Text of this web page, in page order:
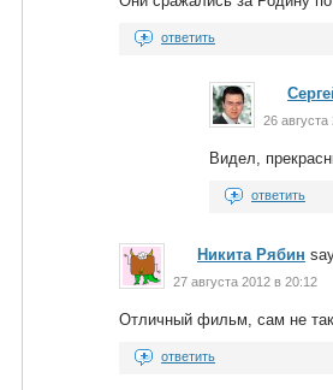
ответить
26
Видел,
ответить
Никита Рябин
27 августа 2012 в 20:12
Отличный фильм, сам не
ответить